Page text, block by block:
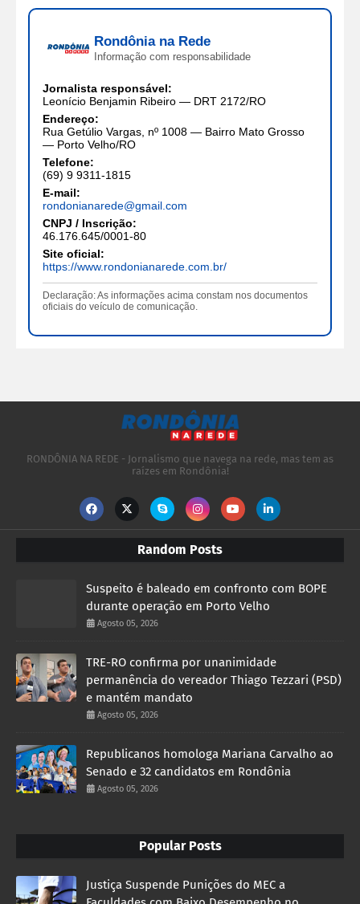
Rondônia na Rede
Informação com responsabilidade
Jornalista responsável:
Leonício Benjamin Ribeiro — DRT 2172/RO
Endereço:
Rua Getúlio Vargas, nº 1008 — Bairro Mato Grosso
— Porto Velho/RO
Telefone:
(69) 9 9311-1815
E-mail:
rondonianarede@gmail.com
CNPJ / Inscrição:
46.176.645/0001-80
Site oficial:
https://www.rondonianarede.com.br/
Declaração: As informações acima constam nos documentos
oficiais do veículo de comunicação.
RONDÔNIA NA REDE - Jornalismo que navega na rede, mas tem as
raízes em Rondônia!
Random Posts
Suspeito é baleado em confronto com BOPE
durante operação em Porto Velho
Agosto 05, 2026
TRE-RO confirma por unanimidade
permanência do vereador Thiago Tezzari (PSD)
e mantém mandato
Agosto 05, 2026
Republicanos homologa Mariana Carvalho ao
Senado e 32 candidatos em Rondônia
Agosto 05, 2026
Popular Posts
Justiça Suspende Punições do MEC a